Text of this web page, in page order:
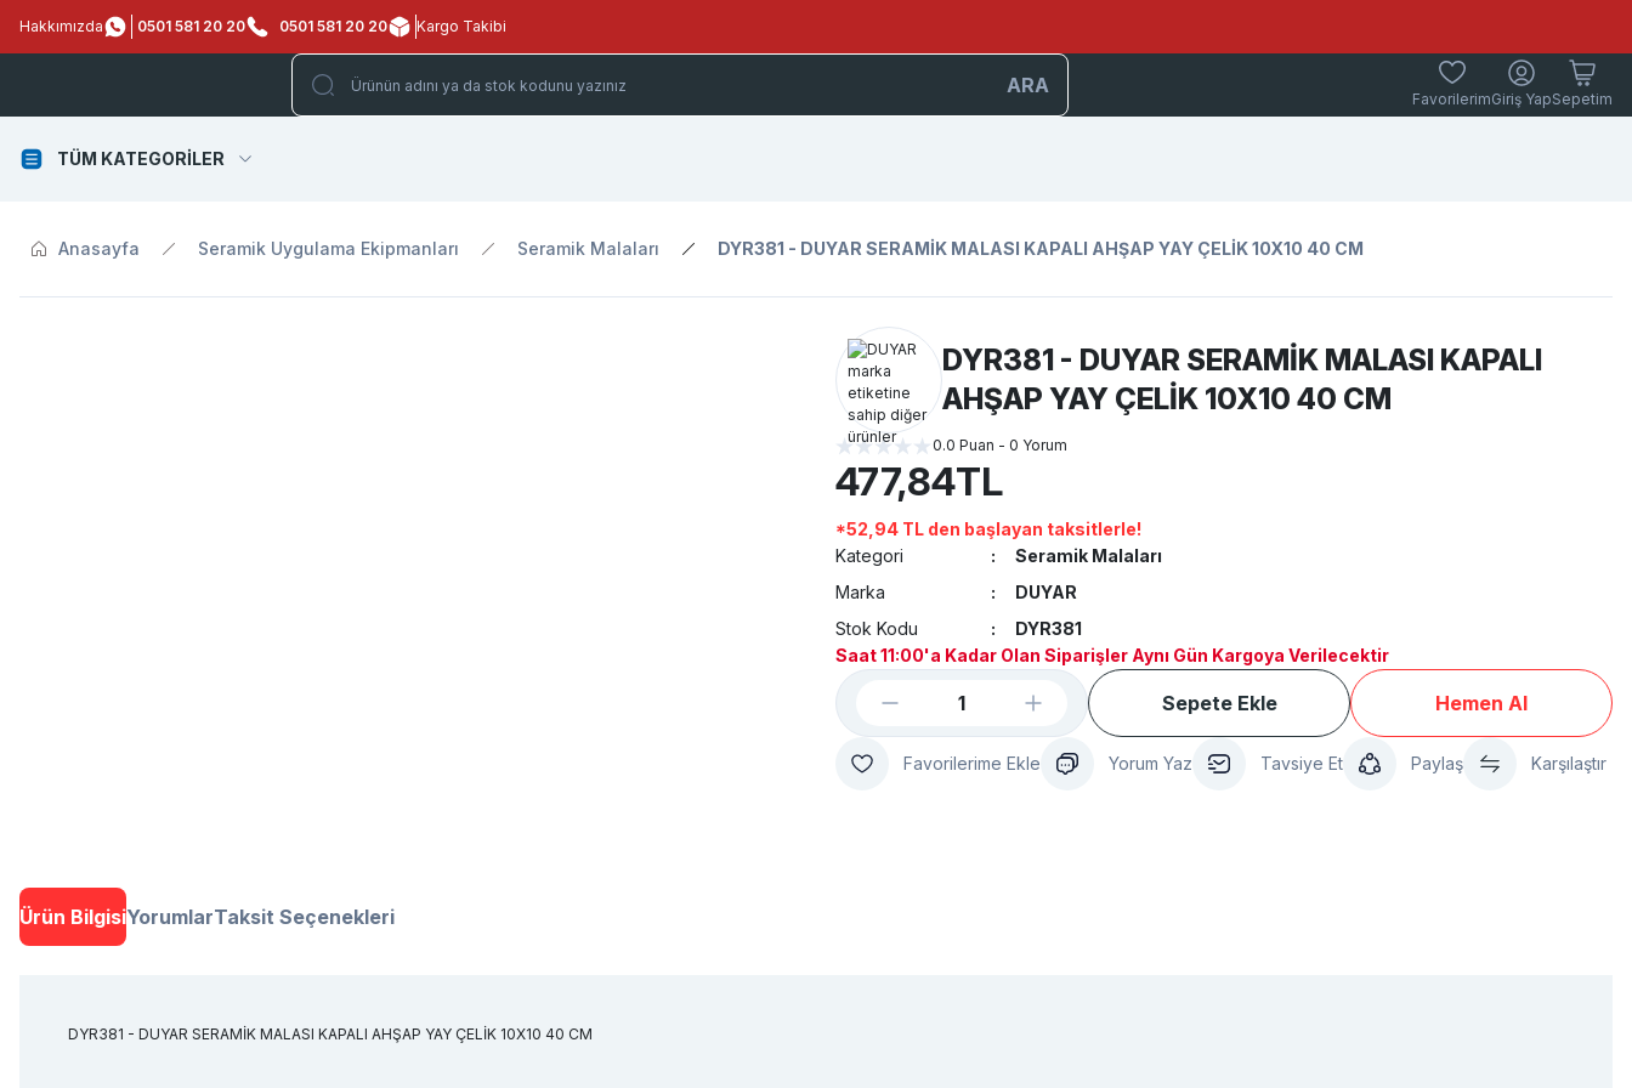
Hakkımızda 0501 581 20 20 0501 581 20 20 Kargo Takibi
ARA
FavorilerimGiriş YapSepetim
TÜM KATEGORİLER
Anasayfa Seramik Uygulama Ekipmanları Seramik Malaları DYR381 - DUYAR SERAMİK MALASI KAPALI AHŞAP YAY ÇELİK 10X10 40 CM
DYR381 - DUYAR SERAMİK MALASI KAPALI
AHŞAP YAY ÇELİK 10X10 40 CM
0.0 Puan - 0 Yorum
477,84TL
*52,94 TL den başlayan taksitlerle!
Kategori
Seramik Malaları
Marka
DUYAR
Stok Kodu
DYR381
Saat 11:00'a Kadar Olan Siparişler Aynı Gün Kargoya Verilecektir
Sepete Ekle Hemen Al
Yorum Yaz Tavsiye Et Paylaş Karşılaştır
Ürün BilgisiYorumlarTaksit Seçenekleri
DYR381 - DUYAR SERAMİK MALASI KAPALI AHŞAP YAY ÇELİK 10X10 40 CM